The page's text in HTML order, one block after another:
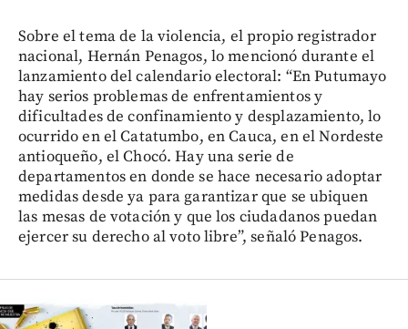
Sobre el tema de la violencia, el propio registrador
nacional, Hernán Penagos, lo mencionó durante el
lanzamiento del calendario electoral: “En Putumayo
hay serios problemas de enfrentamientos y
dificultades de confinamiento y desplazamiento, lo
ocurrido en el Catatumbo, en Cauca, en el Nordeste
antioqueño, el Chocó. Hay una serie de
departamentos en donde se hace necesario adoptar
medidas desde ya para garantizar que se ubiquen
las mesas de votación y que los ciudadanos puedan
ejercer su derecho al voto libre”, señaló Penagos.